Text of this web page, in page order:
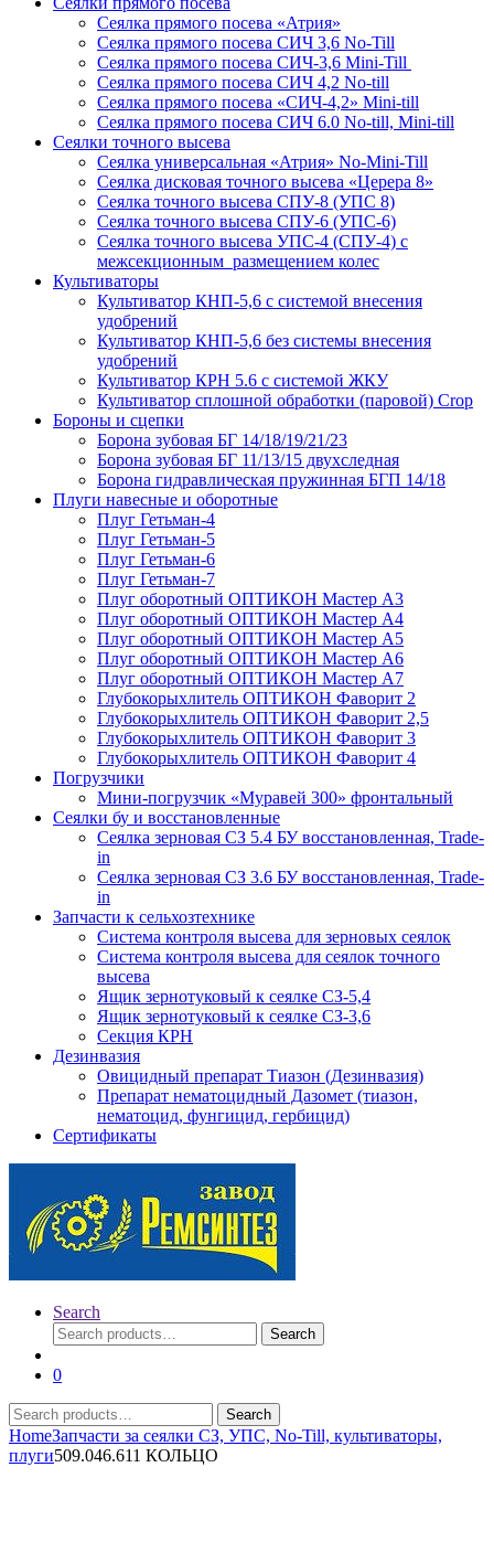
Сеялка прямого посева «Атрия»
Сеялка прямого посева СИЧ 3,6 No-Till
Сеялка прямого посева СИЧ-3,6 Mini-Till
Сеялка прямого посева СИЧ 4,2 No-till
Сеялка прямого посева «СИЧ-4,2» Mini-till
Сеялка прямого посева СИЧ 6.0 No-till, Mini-till
Сеялки точного высева
Сеялка универсальная «Атрия» No-Mini-Till
Сеялка дисковая точного высева «Церера 8»
Сеялка точного высева СПУ-8 (УПС 8)
Сеялка точного высева СПУ-6 (УПС-6)
Сеялка точного высева УПС-4 (СПУ-4) с
межсекционным размещением колес
Культиваторы
Культиватор КНП-5,6 с системой внесения
удобрений
Культиватор КНП-5,6 без системы внесения
удобрений
Культиватор КРН 5.6 с системой ЖКУ
Культиватор сплошной обработки (паровой) Crop
Бороны и сцепки
Борона зубовая БГ 14/18/19/21/23
Борона зубовая БГ 11/13/15 двухследная
Борона гидравлическая пружинная БГП 14/18
Плуги навесные и оборотные
Плуг Гетьман-4
Плуг Гетьман-5
Плуг Гетьман-6
Плуг Гетьман-7
Плуг оборотный ОПТИКОН Мастер А3
Плуг оборотный ОПТИКОН Мастер А4
Плуг оборотный ОПТИКОН Мастер А5
Плуг оборотный ОПТИКОН Мастер А6
Плуг оборотный ОПТИКОН Мастер А7
Глубокорыхлитель ОПТИКОН Фаворит 2
Глубокорыхлитель ОПТИКОН Фаворит 2,5
Глубокорыхлитель ОПТИКОН Фаворит 3
Глубокорыхлитель ОПТИКОН Фаворит 4
Погрузчики
Мини-погрузчик «Муравей 300» фронтальный
Сеялки бу и восстановленные
Сеялка зерновая СЗ 5.4 БУ восстановленная, Trade-
in
Сеялка зерновая СЗ 3.6 БУ восстановленная, Trade-
in
Запчасти к сельхозтехнике
Система контроля высева для зерновых сеялок
Система контроля высева для сеялок точного
высева
Ящик зернотуковый к сеялке СЗ-5,4
Ящик зернотуковый к сеялке СЗ-3,6
Секция КРН
Дезинвазия
Овицидный препарат Тиазон (Дезинвазия)
Препарат нематоцидный Дазомет (тиазон,
нематоцид, фунгицид, гербицид)
Сертификаты
Search
Search
for:
Search
0
Search
for:
Search
HomeЗапчасти за сеялки СЗ, УПС, No-Till, культиваторы,
плуги509.046.611 КОЛЬЦО